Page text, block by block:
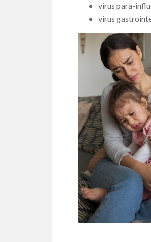
virus para-
virus